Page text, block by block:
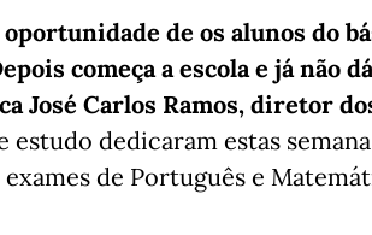
de os alunos do
começa a escola e já não
José Carlos Ramos, diretor
estudo dedicaram estas
exames de Português e